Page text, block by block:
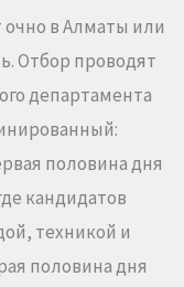
в Алматы или
Отбор проводят
департамента
половина дня
кандидатов
техникой и
половина дня